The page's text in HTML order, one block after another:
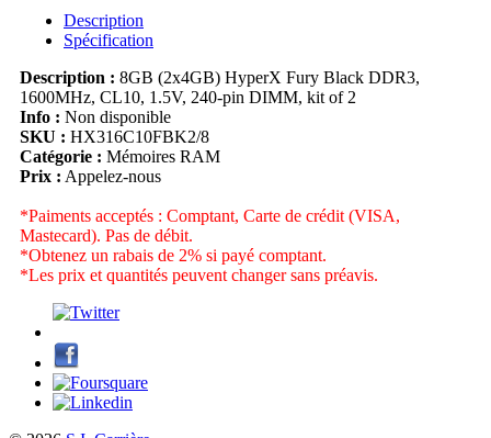
Description
Spécification
Description : 8GB (2x4GB) HyperX Fury Black DDR3,
1600MHz, CL10, 1.5V, 240-pin DIMM, kit of 2
Info : Non disponible
SKU : HX316C10FBK2/8
Catégorie : Mémoires RAM
Prix : Appelez-nous
*Paiments acceptés : Comptant, Carte de crédit (VISA,
Mastecard). Pas de débit.
*Obtenez un rabais de 2% si payé comptant.
*Les prix et quantités peuvent changer sans préavis.